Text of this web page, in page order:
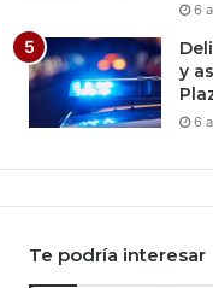
6
y
6
Te podría interesar